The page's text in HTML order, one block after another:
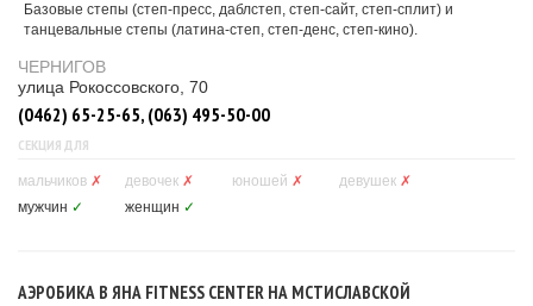
Базовые степы (степ-пресс, даблстеп, степ-сайт, степ-сплит) и
танцевальные степы (латина-степ, степ-денc, степ-кино).
ЧЕРНИГОВ
улица Рокоссовского, 70
(0462) 65-25-65, (063) 495-50-00
СЕКЦИЯ ДЛЯ
мальчиков ✗ девочек ✗ юношей ✗ девушек ✗
мужчин ✓ женщин ✓
АЭРОБИКА В ЯНА FITNESS CENTER НА МСТИСЛАВСКОЙ